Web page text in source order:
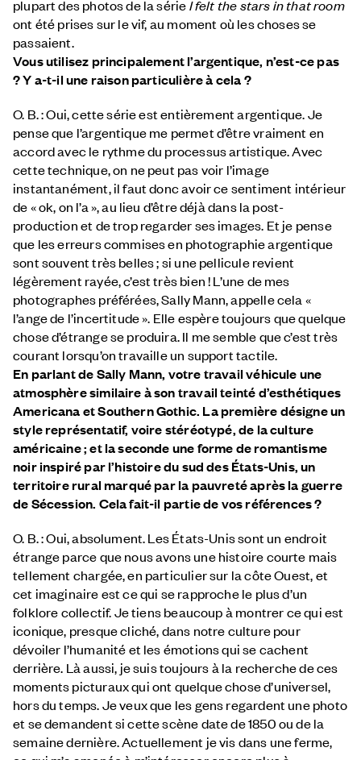
plupart des photos de la sérieI felt the stars in that room
ont été prises sur le vif, au moment où les choses se
passaient.
Vous utilisez principalement l’argentique, n’est-ce pas
? Y a-t-il une raison particulière à cela ?
O. B. : Oui, cette série est entièrement argentique. Je
pense que l’argentique me permet d’être vraiment en
accord avec le rythme du processus artistique. Avec
cette technique, on ne peut pas voir l’image
instantanément, il faut donc avoir ce sentiment intérieur
de « ok, on l’a », au lieu d’être déjà dans la post-
production et de trop regarder ses images. Et je pense
que les erreurs commises en photographie argentique
sont souvent très belles ; si une pellicule revient
légèrement rayée, c’est très bien ! L’une de mes
photographes préférées, Sally Mann, appelle cela «
l’ange de l’incertitude ». Elle espère toujours que quelque
chose d’étrange se produira. Il me semble que c’est très
courant lorsqu’on travaille un support tactile.
En parlant de Sally Mann, votre travail véhicule une
atmosphère similaire à son travail teinté d’esthétiques
Americana et Southern Gothic. La première désigne un
style représentatif, voire stéréotypé, de la culture
américaine ; et la seconde une forme de romantisme
noir inspiré par l’histoire du sud des États-Unis, un
territoire rural marqué par la pauvreté après la guerre
de Sécession. Cela fait-il partie de vos références ?
O. B. : Oui, absolument. Les États-Unis sont un endroit
étrange parce que nous avons une histoire courte mais
tellement chargée, en particulier sur la côte Ouest, et
cet imaginaire est ce qui se rapproche le plus d’un
folklore collectif. Je tiens beaucoup à montrer ce qui est
iconique, presque cliché, dans notre culture pour
dévoiler l’humanité et les émotions qui se cachent
derrière. Là aussi, je suis toujours à la recherche de ces
moments picturaux qui ont quelque chose d’universel,
hors du temps. Je veux que les gens regardent une photo
et se demandent si cette scène date de 1850 ou de la
semaine dernière. Actuellement je vis dans une ferme,